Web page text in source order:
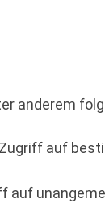
anderem
auf
auf